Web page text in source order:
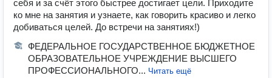
себя и за счёт этого быстрее достигает цели. Приходите
ко мне на занятия и узнаете, как говорить красиво и легко
добиваться целей. До встречи на занятиях!)
ФЕДЕРАЛЬНОЕ ГОСУДАРСТВЕННОЕ БЮДЖЕТНОЕ
ОБРАЗОВАТЕЛЬНОЕ УЧРЕЖДЕНИЕ ВЫСШЕГО
ПРОФЕССИОНАЛЬНОГО... Читать ещё